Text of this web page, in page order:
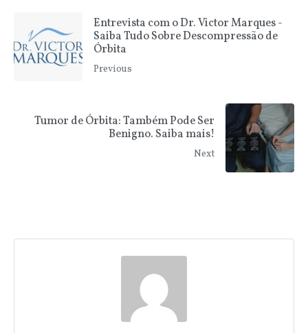
Entrevista com o Dr. Victor Marques -
Saiba Tudo Sobre Descompressão de
Órbita
Previous
Tumor de Órbita: Também Pode Ser
Benigno. Saiba mais!
Next